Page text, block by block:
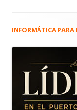
Barra
principal
INFORMÁTICA PARA